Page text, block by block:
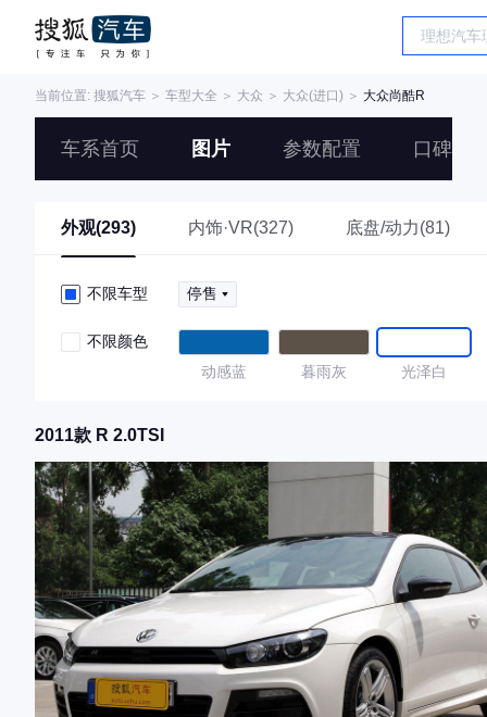
当前位置: 搜狐汽车 ＞ 车型大全 ＞ 大众 ＞ 大众(进口) ＞ 大众尚酷R
车系首页 图片 参数配置 口碑
外观(293) 内饰·VR(327) 底盘/动力(81)
不限车型 停售
不限颜色
动感蓝
暮雨灰 光泽白
2011款 R 2.0TSI